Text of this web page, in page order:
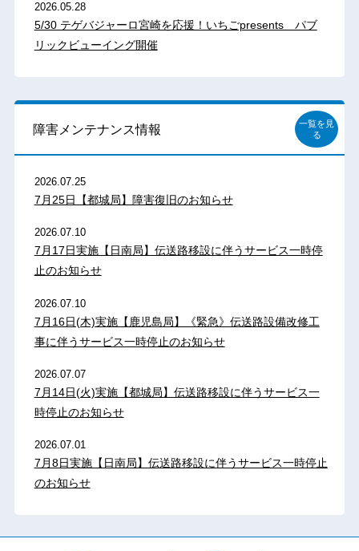
2026.05.28
5/30 テゲバジャーロ宮崎を応援！いちごpresents パブ
リックビューイング開催
障害メンテナンス情報
一覧を見
る
2026.07.25
7月25日【都城局】障害復旧のお知らせ
2026.07.10
7月17日実施【日南局】伝送路移設に伴うサービス一時停
止のお知らせ
2026.07.10
7月16日(木)実施【鹿児島局】《緊急》伝送路設備改修工
事に伴うサービス一時停止のお知らせ
2026.07.07
7月14日(火)実施【都城局】伝送路移設に伴うサービス一
時停止のお知らせ
2026.07.01
7月8日実施【日南局】伝送路移設に伴うサービス一時停止
のお知らせ